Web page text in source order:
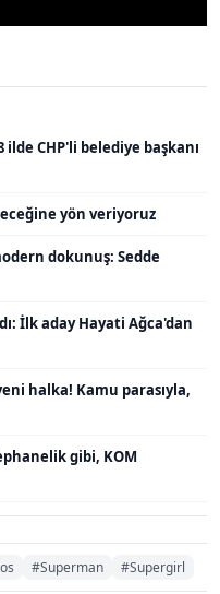
CHP'li belediye başkanı
yön veriyoruz
dokunuş: Sedde
İlk aday Hayati Ağca'dan
halka! Kamu parasıyla,
gibi, KOM
#Superman #Supergirl